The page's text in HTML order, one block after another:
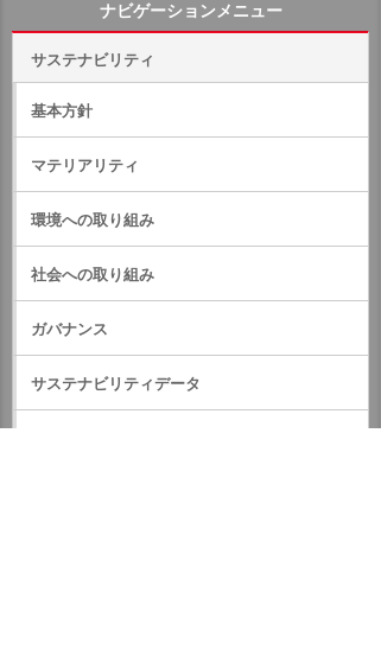
ナビゲーションメニュー
サステナビリティ
基本方針
マテリアリティ
環境への取り組み
社会への取り組み
ガバナンス
サステナビリティデータ